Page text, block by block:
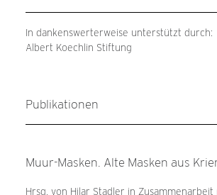
In dankenswerterweise unterstützt durch:
Albert Koechlin Stiftung
Publikationen
Muur-Masken. Alte Masken aus
Hrsg. von Hilar Stadler in